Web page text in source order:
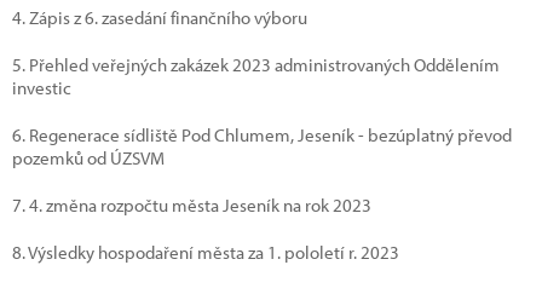
4. Zápis z 6. zasedání finančního výboru
5. Přehled veřejných zakázek 2023 administrovaných Oddělením
investic
6. Regenerace sídliště Pod Chlumem, Jeseník - bezúplatný převod
pozemků od ÚZSVM
7. 4. změna rozpočtu města Jeseník na rok 2023
8. Výsledky hospodaření města za 1. pololetí r. 2023